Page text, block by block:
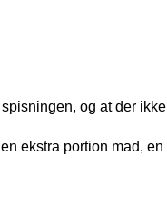
og at der
ekstra portion mad,